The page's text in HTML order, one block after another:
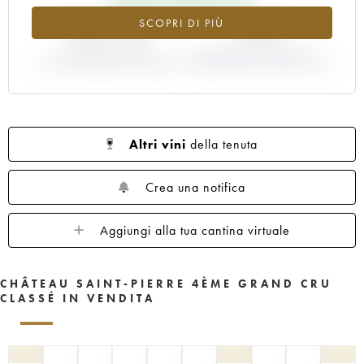
SCOPRI DI PIÙ
+87.79%
Altri vini della tenuta
Crea una notifica
Aggiungi alla tua cantina virtuale
CHÂTEAU SAINT-PIERRE 4ÈME GRAND CRU
CLASSÉ IN VENDITA